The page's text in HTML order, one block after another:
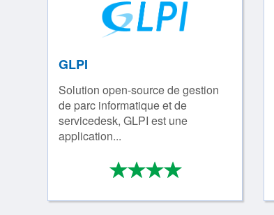
GLPI
Solution open-­source de gestion
de parc informatique et de
servicedesk, GLPI est une
application...
****
4/4